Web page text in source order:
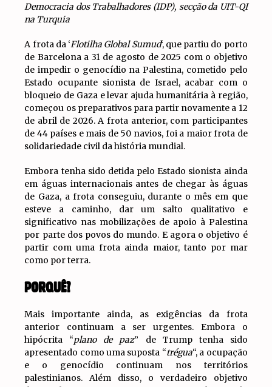
Democracia dos Trabalhadores (IDP), secção da UIT-QI
na Turquia
A frota da ‘Flotilha Global Sumud‘, que partiu do porto
de Barcelona a 31 de agosto de 2025 com o objetivo
de impedir o genocídio na Palestina, cometido pelo
Estado ocupante sionista de Israel, acabar com o
bloqueio de Gaza e levar ajuda humanitária à região,
começou os preparativos para partir novamente a 12
de abril de 2026. A frota anterior, com participantes
de 44 países e mais de 50 navios, foi a maior frota de
solidariedade civil da história mundial.
Embora tenha sido detida pelo Estado sionista ainda
em águas internacionais antes de chegar às águas
de Gaza, a frota conseguiu, durante o mês em que
esteve a caminho, dar um salto qualitativo e
significativo nas mobilizações de apoio à Palestina
por parte dos povos do mundo. E agora o objetivo é
partir com uma frota ainda maior, tanto por mar
como por terra.
PORQUÊ?
Mais importante ainda, as exigências da frota
anterior continuam a ser urgentes. Embora o
hipócrita “plano de paz” de Trump tenha sido
apresentado como uma suposta “trégua“, a ocupação
e o genocídio continuam nos territórios
palestinianos. Além disso, o verdadeiro objetivo